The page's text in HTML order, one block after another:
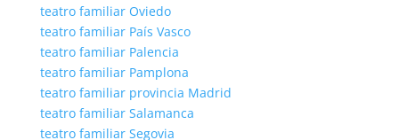
teatro familiar Oviedo
teatro familiar País Vasco
teatro familiar Palencia
teatro familiar Pamplona
teatro familiar provincia Madrid
teatro familiar Salamanca
teatro familiar Segovia